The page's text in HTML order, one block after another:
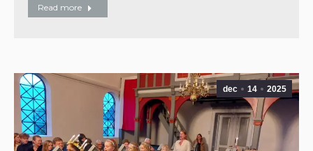
Read more
dec 14 2025